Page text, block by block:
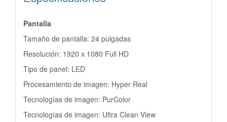
Pantalla
Tamaño de pantalla: 24 pulgadas
Resolución: 1920 x 1080 Full HD
Tipo de panel: LED
Procesamiento de imagen: Hyper Real
Tecnologías de imagen: PurColor
Tecnologías de imagen: Ultra Clean View